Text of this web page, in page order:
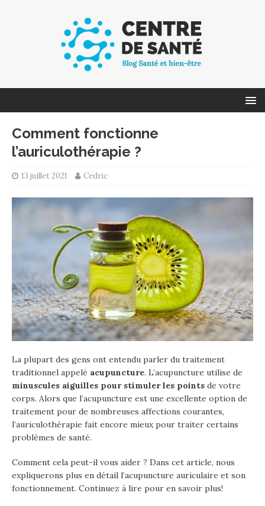
Comment fonctionne
l’auriculothérapie ?
13 juillet 2021 Cedric
La plupart des gens ont entendu parler du traitement
traditionnel appelé acupuncture. L’acupuncture utilise de
minuscules aiguilles pour stimuler les points de votre
corps. Alors que l’acupuncture est une excellente option de
traitement pour de nombreuses affections courantes,
l’auriculothérapie fait encore mieux pour traiter certains
problèmes de santé.
Comment cela peut-il vous aider ? Dans cet article, nous
expliquerons plus en détail l’acupuncture auriculaire et son
fonctionnement. Continuez à lire pour en savoir plus!